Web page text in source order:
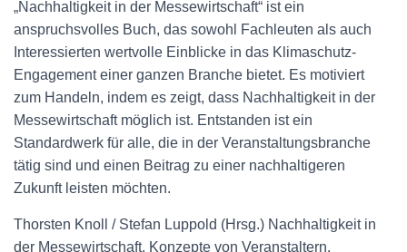
„Nachhaltigkeit in der Messewirtschaft“ ist ein
anspruchsvolles Buch, das sowohl Fachleuten als auch
Interessierten wertvolle Einblicke in das Klimaschutz-
Engagement einer ganzen Branche bietet. Es motiviert
zum Handeln, indem es zeigt, dass Nachhaltigkeit in der
Messewirtschaft möglich ist. Entstanden ist ein
Standardwerk für alle, die in der Veranstaltungsbranche
tätig sind und einen Beitrag zu einer nachhaltigeren
Zukunft leisten möchten.
Thorsten Knoll / Stefan Luppold (Hrsg.) Nachhaltigkeit in
der Messewirtschaft. Konzepte von Veranstaltern,